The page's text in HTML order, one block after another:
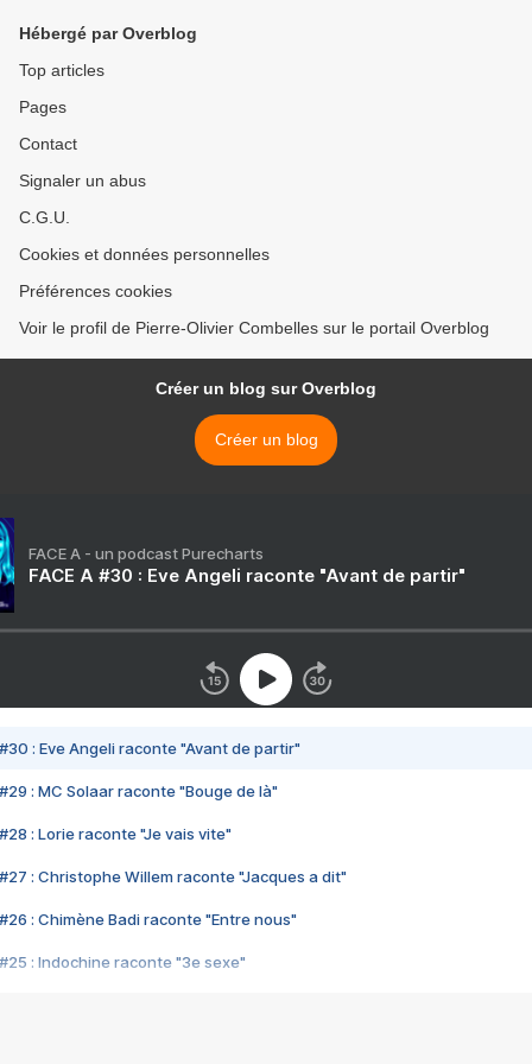
Hébergé par Overblog
Top articles
Pages
Contact
Signaler un abus
C.G.U.
Cookies et données personnelles
Préférences cookies
Voir le profil de Pierre-Olivier Combelles sur le portail Overblog
Créer un blog sur Overblog
Créer un blog
FACE A - un podcast Purecharts
FACE A #30 : Eve Angeli raconte "Avant de partir"
#30 : Eve Angeli raconte "Avant de partir"
#29 : MC Solaar raconte "Bouge de là"
#28 : Lorie raconte "Je vais vite"
#27 : Christophe Willem raconte "Jacques a dit"
#26 : Chimène Badi raconte "Entre nous"
#25 : Indochine raconte "3e sexe"